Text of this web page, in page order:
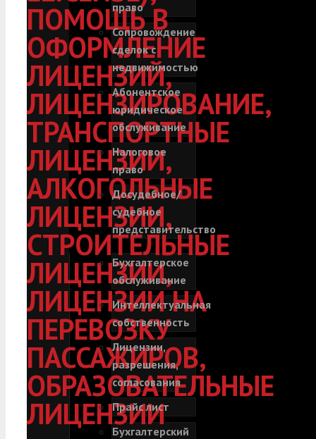
ПОМОЩЬ В
ОФОРМЛЕНИЕ
ЛИЦЕНЗИЙ,
ЛИЦЕНЗИРОВАНИЕ,
ТРАНСПОРТНЫЕ
ЛИЦЕНЗИИ,
АЛКОГОЛЬНЫЕ
ЛИЦЕНЗИИ,
СТРОИТЕЛЬНЫЕ
ЛИЦЕНЗИИ,
ЛИЦЕНЗИИ НА
ПЕРЕВОЗКУ
ПАССАЖИРОВ,
ОБРАЗОВАТЕЛЬНЫЕ
ЛИЦЕНЗИИ
право
Сопровождение
сделок с
недвижимостью
Абонентское
юридическое
обслуживание
Налоговое
право
Досудебное/
судебное
представительство
Бухгалтерское
обслуживание
Интеллектуальная
собственность
Лицензии,
разрешения,
согласования
Прайс лист
Бухгалтерский